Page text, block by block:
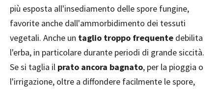
più esposta all'insediamento delle spore fungine,
favorite anche dall'ammorbidimento dei tessuti
vegetali. Anche un taglio troppo frequente debilita
l'erba, in particolare durante periodi di grande siccità.
Se si taglia il prato ancora bagnato, per la pioggia o
l'irrigazione, oltre a diffondere facilmente le spore,